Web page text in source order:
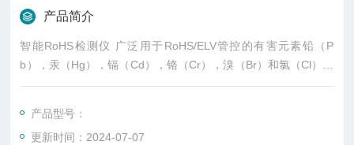
产品简介
智能RoHS检测仪 广泛用于RoHS/ELV管控的有害元素铅（P
b），汞（Hg），镉（Cd），铬（Cr），溴（Br）和氯（Cl）的
检测，实现电子电气产品中限用物质筛选的检测。
产品型号：
更新时间：2024-07-07